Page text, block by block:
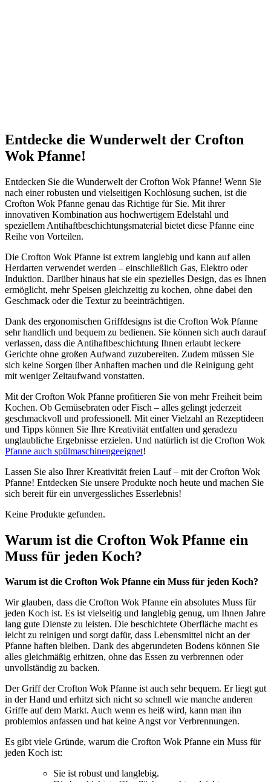
Entdecke die Wunderwelt der Crofton
Wok Pfanne!
Entdecken Sie die Wunderwelt der Crofton Wok Pfanne! Wenn Sie
nach einer robusten und vielseitigen Kochlösung suchen, ist die
Crofton Wok Pfanne genau das Richtige für Sie. Mit ihrer
innovativen Kombination aus hochwertigem Edelstahl und
speziellem Antihaftbeschichtungsmaterial bietet diese Pfanne eine
Reihe von Vorteilen.
Die Crofton Wok Pfanne ist extrem langlebig und kann auf allen
Herdarten verwendet werden – einschließlich Gas, Elektro oder
Induktion. Darüber hinaus hat sie ein spezielles Design, das es Ihnen
ermöglicht, mehr Speisen gleichzeitig zu kochen, ohne dabei den
Geschmack oder die Textur zu beeinträchtigen.
Dank des ergonomischen Griffdesigns ist die Crofton Wok Pfanne
sehr handlich und bequem zu bedienen. Sie können sich auch darauf
verlassen, dass die Antihaftbeschichtung Ihnen erlaubt leckere
Gerichte ohne großen Aufwand zuzubereiten. Zudem müssen Sie
sich keine Sorgen über Anhaften machen und die Reinigung geht
mit weniger Zeitaufwand vonstatten.
Mit der Crofton Wok Pfanne profitieren Sie von mehr Freiheit beim
Kochen. Ob Gemüsebraten oder Fisch – alles gelingt jederzeit
geschmackvoll und professionell. Mit einer Vielzahl an Rezeptideen
und Tipps können Sie Ihre Kreativität entfalten und geradezu
unglaubliche Ergebnisse erzielen. Und natürlich ist die Crofton Wok
Pfanne auch spülmaschinengeeignet!
Lassen Sie also Ihrer Kreativität freien Lauf – mit der Crofton Wok
Pfanne! Entdecken Sie unsere Produkte noch heute und machen Sie
sich bereit für ein unvergessliches Esserlebnis!
Keine Produkte gefunden.
Warum ist die Crofton Wok Pfanne ein
Muss für jeden Koch?
Warum ist die Crofton Wok Pfanne ein Muss für jeden Koch?
Wir glauben, dass die Crofton Wok Pfanne ein absolutes Muss für
jeden Koch ist. Es ist vielseitig und langlebig genug, um Ihnen Jahre
lang gute Dienste zu leisten. Die beschichtete Oberfläche macht es
leicht zu reinigen und sorgt dafür, dass Lebensmittel nicht an der
Pfanne haften bleiben. Dank des abgerundeten Bodens können Sie
alles gleichmäßig erhitzen, ohne das Essen zu verbrennen oder
unvollständig zu backen.
Der Griff der Crofton Wok Pfanne ist auch sehr bequem. Er liegt gut
in der Hand und erhitzt sich nicht so schnell wie manche anderen
Griffe auf dem Markt. Auch wenn es heiß wird, kann man ihn
problemlos anfassen und hat keine Angst vor Verbrennungen.
Es gibt viele Gründe, warum die Crofton Wok Pfanne ein Muss für
jeden Koch ist:
Sie ist robust und langlebig.